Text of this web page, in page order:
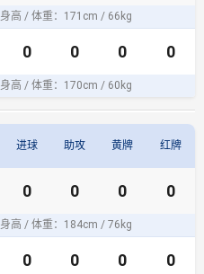
身高 / 体重：171cm / 66kg
0 0 0 0
身高 / 体重：170cm / 60kg
进球 助攻 黄牌 红牌
0 0 0 0
身高 / 体重：184cm / 76kg
0 0 0 0